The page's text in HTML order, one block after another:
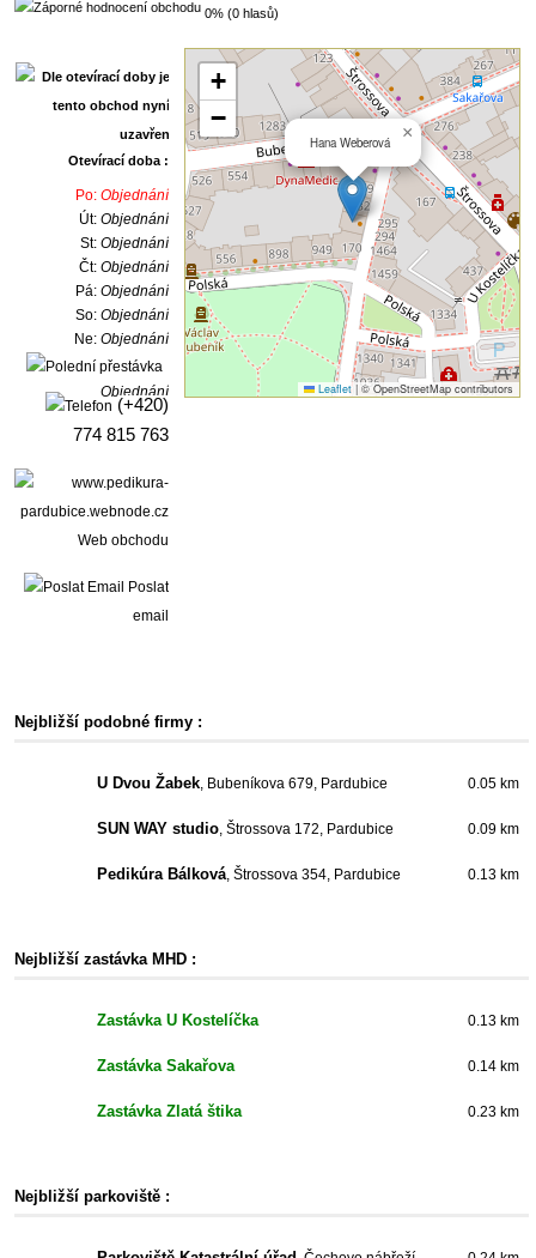
0% (0 hlasů)
Otevírací doba :
Po:Objednání
Út:Objednání
St:Objednání
Čt:Objednání
Pá:Objednání
So:Objednání
Ne:Objednání
Objednání
(+420)
774 815 763
Web obchodu
Poslat
email
Hana Weberová ×
+
−
Leaflet |© OpenStreetMap contributors
Nejbližší podobné firmy :
U Dvou Žabek, Bubeníkova 679, Pardubice 0.05 km
SUN WAY studio, Štrossova 172, Pardubice 0.09 km
Pedikúra Bálková, Štrossova 354, Pardubice 0.13 km
Nejbližší zastávka MHD :
Zastávka U Kostelíčka 0.13 km
Zastávka Sakařova 0.14 km
Zastávka Zlatá štika 0.23 km
Nejbližší parkoviště :